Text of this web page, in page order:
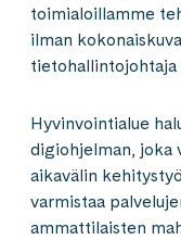
toimialoillamme
ilman
tietohallintojohtaja
Hyvinvointialue
digiohjelman, joka
aikavälin
varmistaa
ammattilaisten